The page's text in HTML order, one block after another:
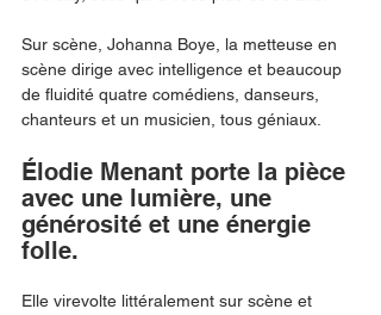
Sur scène, Johanna Boye, la metteuse en
scène dirige avec intelligence et beaucoup
de fluidité quatre comédiens, danseurs,
chanteurs et un musicien, tous géniaux.
Élodie Menant porte la pièce
avec une lumière, une
générosité et une énergie
folle.
Elle virevolte littéralement sur scène et